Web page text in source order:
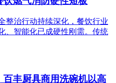
整治行动持续深化，餐饮行业
、智能化已成硬性刚需。传统
丰厨具商用洗碗机以高